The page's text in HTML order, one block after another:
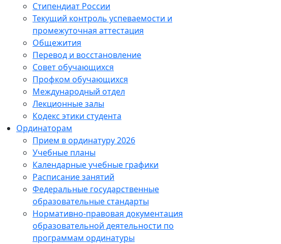
Стипендиат России
Текущий контроль успеваемости и
промежуточная аттестация
Общежития
Перевод и восстановление
Совет обучающихся
Профком обучающихся
Международный отдел
Лекционные залы
Кодекс этики студента
Ординаторам
Прием в ординатуру 2026
Учебные планы
Календарные учебные графики
Расписание занятий
Федеральные государственные
образовательные стандарты
Нормативно-правовая документация
образовательной деятельности по
программам ординатуры